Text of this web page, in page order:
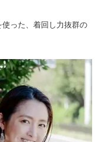
った、着回し力抜群の